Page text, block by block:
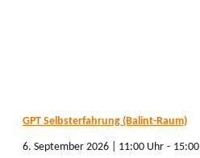
GPT Selbsterfahrung (Balint-Raum)
6. September 2026 | 11:00 - 15:00